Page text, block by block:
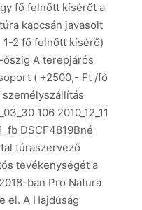
fő felnőtt kísérőt a
kapcsán javasolt
1-2 fő felnőtt kísérő)
A terepjárós
( +2500,- Ft /fő
106 2010_12_11
DSCF4819Bné
túraszervező
tevékenységét a
ban Pro Natura
el. A Hajdúság